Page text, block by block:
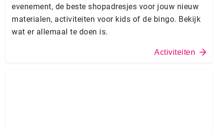
evenement, de beste shopadresjes voor jouw nieuw
materialen, activiteiten voor kids of de bingo. Bekijk
wat er allemaal te doen is.
Activiteiten